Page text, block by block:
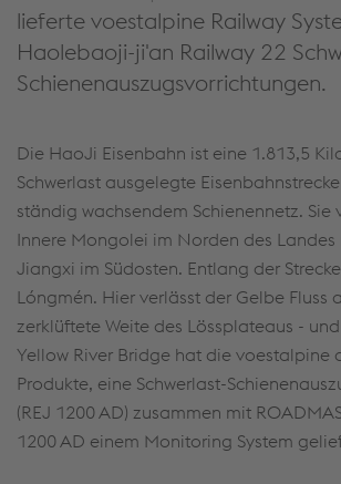
lieferte voestalpine Railway
Haolebaoji-ji'an Railway 22
Schienenauszugsvorrichtungen.
Die HaoJi Eisenbahn ist eine 1.813,5
Schwerlast ausgelegte
ständig wachsendem Schienennetz. Sie
Innere Mongolei im Norden des Landes
Jiangxi im Südosten. Entlang der
Lóngmén. Hier verlässt der Gelbe Fluss
zerklüftete Weite des Lössplateaus -
Yellow River Bridge hat die voestalpine
Produkte, eine Schwerlast-
(REJ 1200 AD) zusammen mit
1200 AD einem Monitoring System